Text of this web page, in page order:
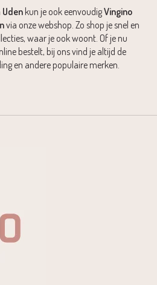
Uden kun je ook eenvoudigVingino
via onze webshop. Zo shop je snel en
waar je ook woont. Of je nu
bestelt, bij ons vind je altijd de
en andere populaire merken.